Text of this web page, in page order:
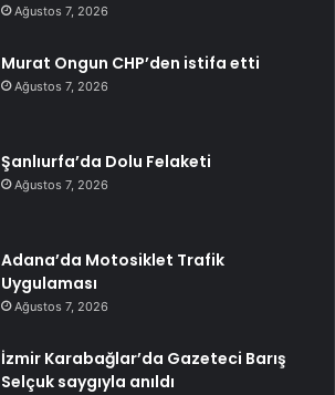
Ağustos 7, 2026
Murat Ongun CHP’den istifa etti
Ağustos 7, 2026
Şanlıurfa’da Dolu Felaketi
Ağustos 7, 2026
Adana’da Motosiklet Trafik
Uygulaması
Ağustos 7, 2026
İzmir Karabağlar’da Gazeteci Barış
Selçuk saygıyla anıldı